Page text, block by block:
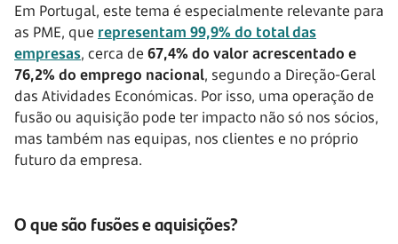
Em Portugal, este tema é especialmente relevante para
as PME, que representam 99,9% do total das
empresas, cerca de 67,4% do valor acrescentado e
76,2% do emprego nacional, segundo a Direção-Geral
das Atividades Económicas. Por isso, uma operação de
fusão ou aquisição pode ter impacto não só nos sócios,
mas também nas equipas, nos clientes e no próprio
futuro da empresa.
O que são fusões e aquisições?